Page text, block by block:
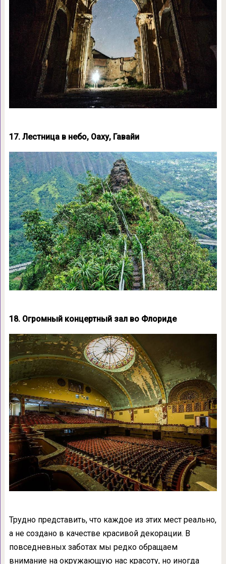
17. Лестница в небо, Оаху, Гавайи
18. Огромный концертный зал во Флориде
Трудно представить, что каждое из этих мест реально,
а не создано в качестве красивой декорации. В
повседневных заботах мы редко обращаем
внимание на окружающую нас красоту, но иногда